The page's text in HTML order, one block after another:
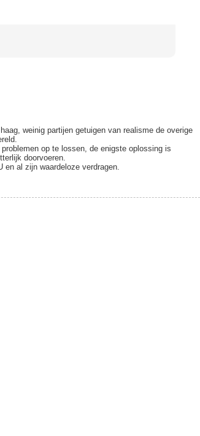
weinig partijen getuigen van realisme de overige
op te lossen, de enigste oplossing is
doorvoeren.
al zijn waardeloze verdragen.